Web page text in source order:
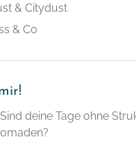
& Citydust
& Co
Sind deine Tage ohne